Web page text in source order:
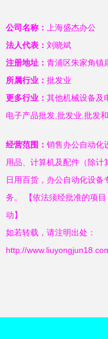
公司名称：
上海盛杰办公
法人代表： 刘晓斌
注册地址： 青浦区朱家角镇
所属行业： 批发业
更多行业： 其他机械设备及
电子产品批发,批发业,批发
经营范围： 销售办公自动化
用品、计算机及配件（除计
日用百货，办公自动化设
务。 【依法须经批准的项
动】
如若转载，请注明出处：
http://